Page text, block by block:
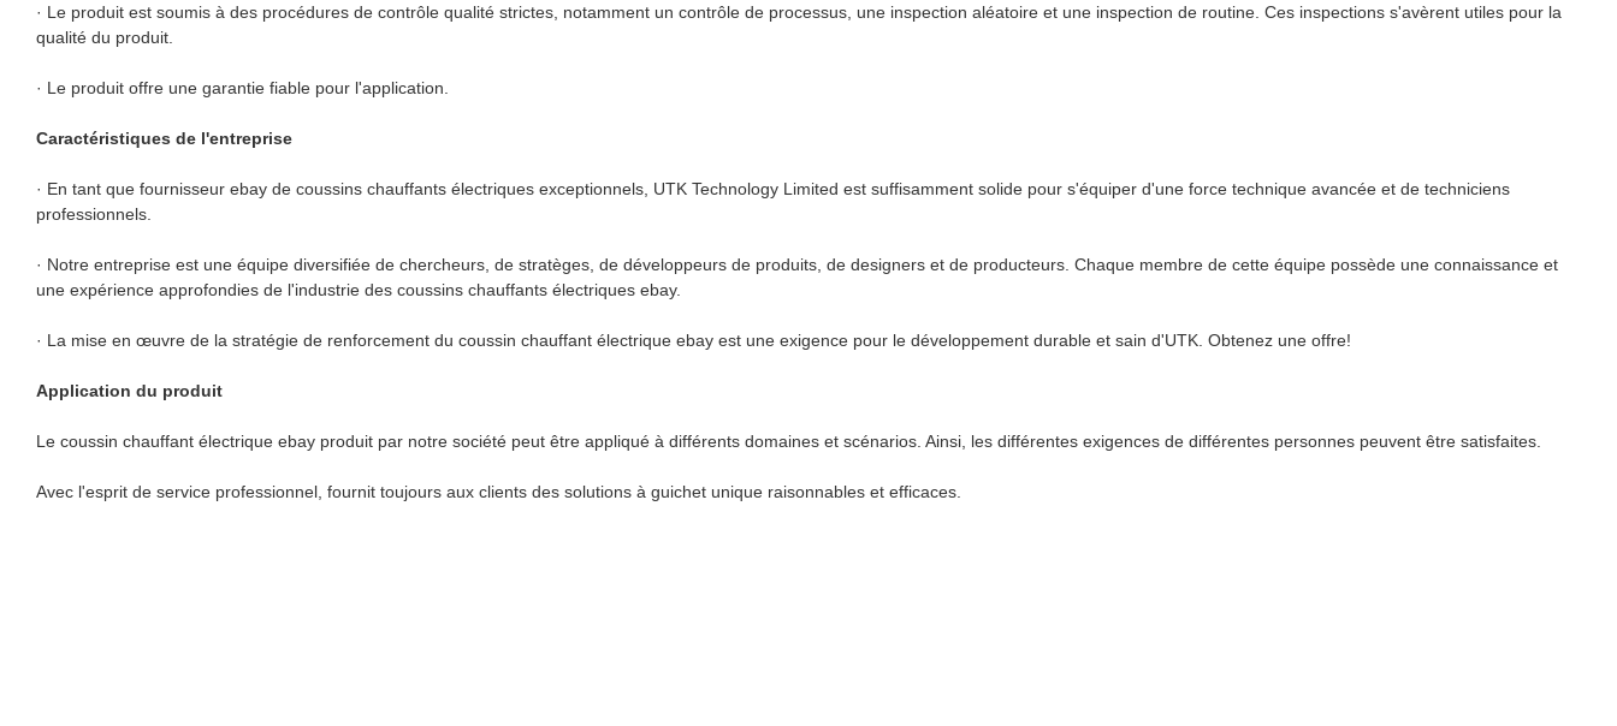
· Le produit est soumis à des procédures de contrôle qualité strictes, notamment un contrôle de processus, une inspection aléatoire et une inspection de routine. Ces inspections s'avèrent utiles pour la
qualité du produit.
· Le produit offre une garantie fiable pour l'application.
Caractéristiques de l'entreprise
· En tant que fournisseur ebay de coussins chauffants électriques exceptionnels, UTK Technology Limited est suffisamment solide pour s'équiper d'une force technique avancée et de techniciens
professionnels.
· Notre entreprise est une équipe diversifiée de chercheurs, de stratèges, de développeurs de produits, de designers et de producteurs. Chaque membre de cette équipe possède une connaissance et
une expérience approfondies de l'industrie des coussins chauffants électriques ebay.
· La mise en œuvre de la stratégie de renforcement du coussin chauffant électrique ebay est une exigence pour le développement durable et sain d'UTK. Obtenez une offre!
Application du produit
Le coussin chauffant électrique ebay produit par notre société peut être appliqué à différents domaines et scénarios. Ainsi, les différentes exigences de différentes personnes peuvent être satisfaites.
Avec l'esprit de service professionnel, fournit toujours aux clients des solutions à guichet unique raisonnables et efficaces.